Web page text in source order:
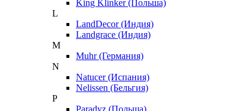
King Klinker (Польша)
L
LandDecor (Индия)
Landgrace (Индия)
M
Muhr (Германия)
N
Natucer (Испания)
Nelissen (Бельгия)
P
Paradyz (Польша)